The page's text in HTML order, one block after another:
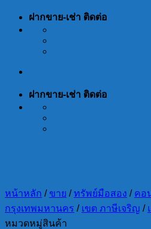
Skip
ฝากขาย-เช่า ติดต่อ
ฝากขาย-เช่า ติดต่อ
หน้าหลัก / ขาย / ทรัพย์มือสอง / คอ
กรุงเทพมหานคร / เขต ภาษีเจริญ /
หมวดหมู่สินค้า